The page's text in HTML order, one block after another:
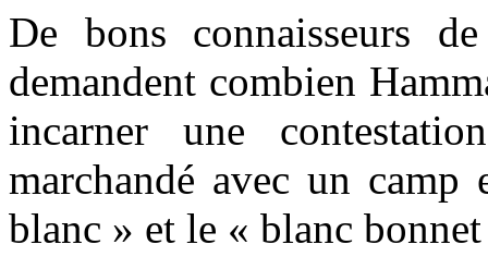
De bons connaisseurs
demandent combien
incarner une
marchandé avec un
blanc » et le « blanc